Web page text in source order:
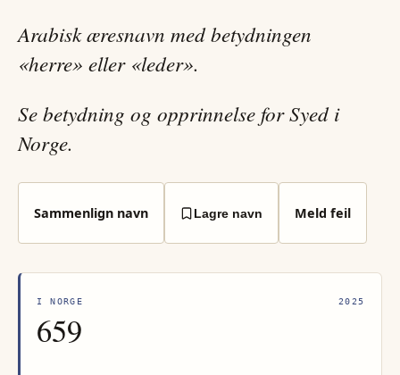
Arabisk æresnavn med betydningen
«herre» eller «leder».
Se betydning og opprinnelse for Syed i
Norge.
Sammenlign navn Lagre navn Meld feil
I NORGE 2025
659